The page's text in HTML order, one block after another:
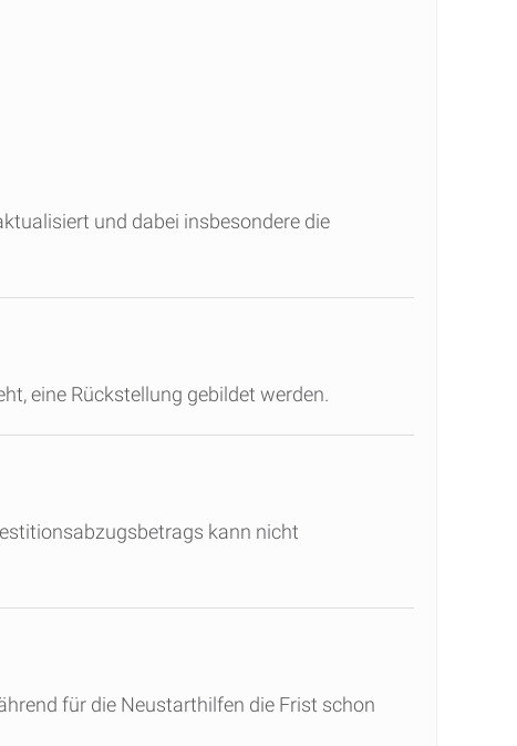
und dabei insbesondere die
eine Rückstellung gebildet werden.
kann nicht
für die Neustarthilfen die Frist schon